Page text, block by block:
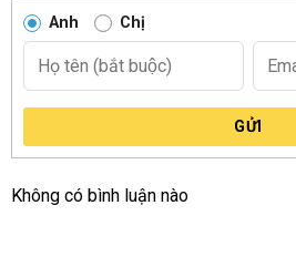
Anh Chị
GỬI
Không có bình luận nào